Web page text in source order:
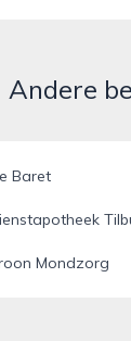
Andere
Baret
Mondzorg